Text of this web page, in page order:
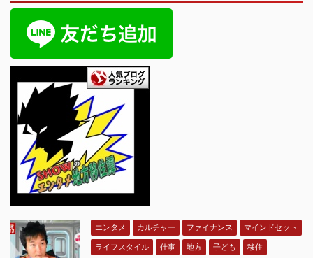
エンタメ カルチャー ファイナンス
マインドセット
ライフスタイル
仕事 地方 子ども 移住